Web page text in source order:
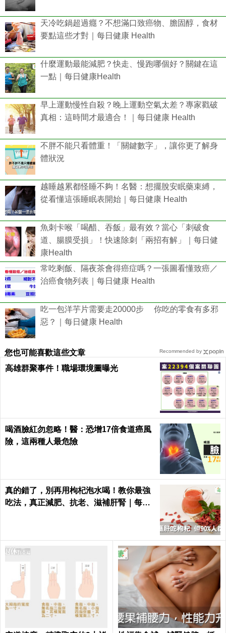
天冷吃鍋超過癮？不想滿口致癌物、膽固醇，食材
要點這些才對｜每日健康 Health
什麼運動最能減肥？快走、慢跑哪個好？關鍵在這
一點｜每日健康Health
早上運動慢性自殺？晚上運動空氣太差？專家戳破
真相：這時間才最適合！｜每日健康 Health
不胖不能只看體重！「關鍵數字」，讓你更了解身
體狀況
越睡越累都怪睡不夠！名醫：想擺脫安眠藥束縛，
從看懂這張睡眠表開始｜每日健康 Health
魚刺卡喉「喝醋、吞飯」最有效？當心「刺破食
道、腸膜受損」！快速除刺「兩招有解」｜每日健
康Health
常吃剩飯、隔夜茶會得癌症嗎？一張圖看懂致癌／
治癌食物列表｜每日健康 Health
吃一包洋芋片需要走20000步 你吃的零食有多邪
惡？｜每日健康 Health
您也可能喜歡這些文章
高雄群聚事件！職場環境圖曝光
喝酒臉紅勿忽略！醫：恐增17倍食道癌風
險，這兩種人最危險
真的錯了，別再用枸杞泡水喝！教你最強
吃法，真正減肥、抗老、滋補肝腎｜每日
Recommended by